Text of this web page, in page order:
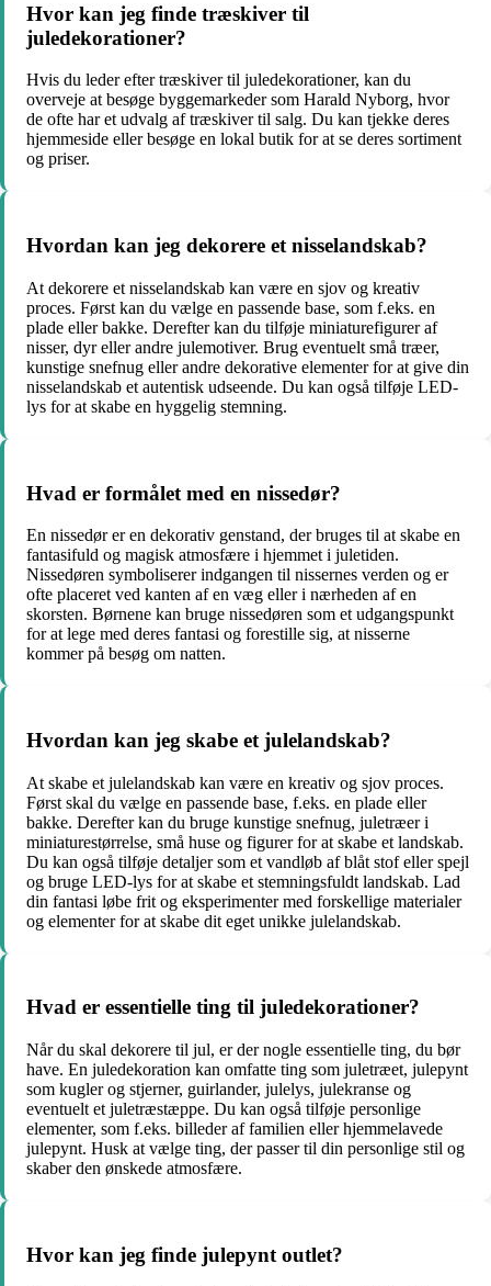
Hvor kan jeg finde træskiver til
juledekorationer?
Hvis du leder efter træskiver til juledekorationer, kan du
overveje at besøge byggemarkeder som Harald Nyborg, hvor
de ofte har et udvalg af træskiver til salg. Du kan tjekke deres
hjemmeside eller besøge en lokal butik for at se deres sortiment
og priser.
Hvordan kan jeg dekorere et nisselandskab?
At dekorere et nisselandskab kan være en sjov og kreativ
proces. Først kan du vælge en passende base, som f.eks. en
plade eller bakke. Derefter kan du tilføje miniaturefigurer af
nisser, dyr eller andre julemotiver. Brug eventuelt små træer,
kunstige snefnug eller andre dekorative elementer for at give din
nisselandskab et autentisk udseende. Du kan også tilføje LED-
lys for at skabe en hyggelig stemning.
Hvad er formålet med en nissedør?
En nissedør er en dekorativ genstand, der bruges til at skabe en
fantasifuld og magisk atmosfære i hjemmet i juletiden.
Nissedøren symboliserer indgangen til nissernes verden og er
ofte placeret ved kanten af en væg eller i nærheden af en
skorsten. Børnene kan bruge nissedøren som et udgangspunkt
for at lege med deres fantasi og forestille sig, at nisserne
kommer på besøg om natten.
Hvordan kan jeg skabe et julelandskab?
At skabe et julelandskab kan være en kreativ og sjov proces.
Først skal du vælge en passende base, f.eks. en plade eller
bakke. Derefter kan du bruge kunstige snefnug, juletræer i
miniaturestørrelse, små huse og figurer for at skabe et landskab.
Du kan også tilføje detaljer som et vandløb af blåt stof eller spejl
og bruge LED-lys for at skabe et stemningsfuldt landskab. Lad
din fantasi løbe frit og eksperimenter med forskellige materialer
og elementer for at skabe dit eget unikke julelandskab.
Hvad er essentielle ting til juledekorationer?
Når du skal dekorere til jul, er der nogle essentielle ting, du bør
have. En juledekoration kan omfatte ting som juletræet, julepynt
som kugler og stjerner, guirlander, julelys, julekranse og
eventuelt et juletræstæppe. Du kan også tilføje personlige
elementer, som f.eks. billeder af familien eller hjemmelavede
julepynt. Husk at vælge ting, der passer til din personlige stil og
skaber den ønskede atmosfære.
Hvor kan jeg finde julepynt outlet?